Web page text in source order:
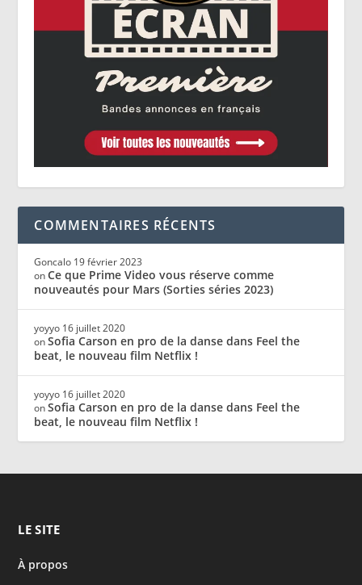
COMMENTAIRES RÉCENTS
Goncalo 19 février 2023
onCe que Prime Video vous réserve comme
nouveautés pour Mars (Sorties séries 2023)
yoyyo 16 juillet 2020
onSofia Carson en pro de la danse dans Feel the
beat, le nouveau film Netflix !
yoyyo 16 juillet 2020
onSofia Carson en pro de la danse dans Feel the
beat, le nouveau film Netflix !
LE SITE
À propos